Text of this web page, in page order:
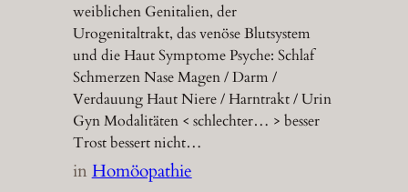
weiblichen Genitalien, der
Urogenitaltrakt, das venöse Blutsystem
und die Haut Symptome Psyche: Schlaf
Schmerzen Nase Magen / Darm /
Verdauung Haut Niere / Harntrakt / Urin
Gyn Modalitäten < schlechter… > besser
Trost bessert nicht…
inHomöopathie